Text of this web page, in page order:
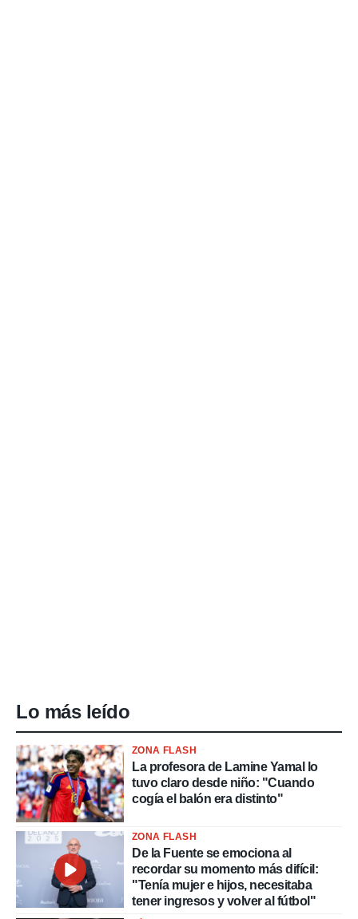
Lo más leído
ZONA FLASH
La profesora de Lamine Yamal lo
tuvo claro desde niño: "Cuando
cogía el balón era distinto"
ZONA FLASH
De la Fuente se emociona al
recordar su momento más difícil:
"Tenía mujer e hijos, necesitaba
tener ingresos y volver al fútbol"